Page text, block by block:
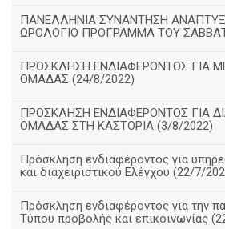
ΠΑΝΕΛΛΗΝΙΑ ΣΥΝΑΝΤΗΣΗ
ΩΡΟΛΟΓΙΟ ΠΡΟΓΡΑΜΜΑ ΤΟΥ
ΠΡΟΣΚΛΗΣΗ ΕΝΔΙΑΦΕΡΟΝΤΟΣ ΓΙΑ
ΟΜΑΔΑΣ (24/8/2022)
ΠΡΟΣΚΛΗΣΗ ΕΝΔΙΑΦΕΡΟΝΤΟΣ ΓΙΑ
ΟΜΑΔΑΣ ΣΤΗ ΚΑΣΤΟΡΙΑ (3/8/2022)
Πρόσκληση ενδιαφέροντος για
και διαχειριστικού Ελέγχου (22/7/
Πρόσκληση ενδιαφέροντος για την
Τύπου προβολής και επικοινωνίας